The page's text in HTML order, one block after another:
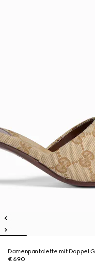
Damenpantolette mit Doppel G
€ 690